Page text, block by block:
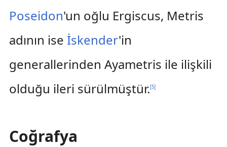
Poseidon'un oğlu Ergiscus, Metris
adının ise İskender'in
generallerinden Ayametris ile ilişkili
olduğu ileri sürülmüştür.[5]
Coğrafya